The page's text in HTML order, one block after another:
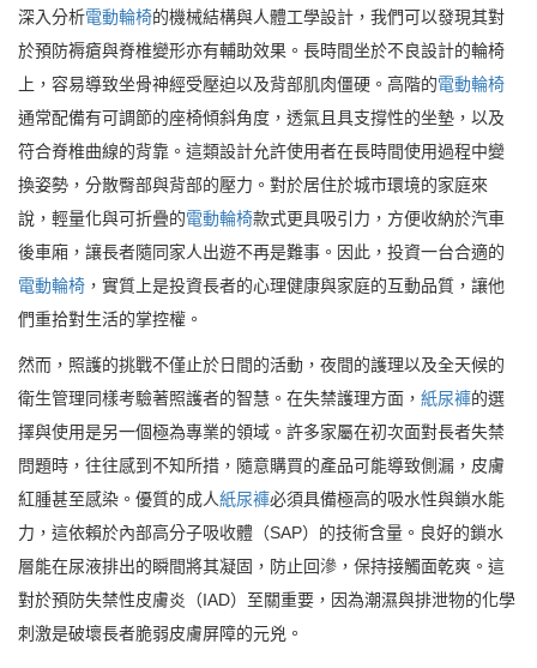
深入分析電動輪椅的機械結構與人體工學設計，我們可以發現其對
於預防褥瘡與脊椎變形亦有輔助效果。長時間坐於不良設計的輪椅
上，容易導致坐骨神經受壓迫以及背部肌肉僵硬。高階的電動輪椅
通常配備有可調節的座椅傾斜角度，透氣且具支撐性的坐墊，以及
符合脊椎曲線的背靠。這類設計允許使用者在長時間使用過程中變
換姿勢，分散臀部與背部的壓力。對於居住於城市環境的家庭來
說，輕量化與可折疊的電動輪椅款式更具吸引力，方便收納於汽車
後車廂，讓長者隨同家人出遊不再是難事。因此，投資一台合適的
電動輪椅 ，實質上是投資長者的心理健康與家庭的互動品質，讓他
們重拾對生活的掌控權。
然而，照護的挑戰不僅止於日間的活動，夜間的護理以及全天候的
衛生管理同樣考驗著照護者的智慧。在失禁護理方面， 紙尿褲的選
擇與使用是另一個極為專業的領域。許多家屬在初次面對長者失禁
問題時，往往感到不知所措，隨意購買的產品可能導致側漏，皮膚
紅腫甚至感染。優質的成人紙尿褲必須具備極高的吸水性與鎖水能
力，這依賴於內部高分子吸收體（SAP）的技術含量。良好的鎖水
層能在尿液排出的瞬間將其凝固，防止回滲，保持接觸面乾爽。這
對於預防失禁性皮膚炎（IAD）至關重要，因為潮濕與排泄物的化學
刺激是破壞長者脆弱皮膚屏障的元兇。